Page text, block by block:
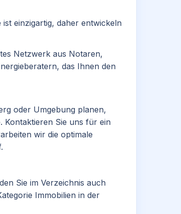
einzigartig, daher entwickeln
Netzwerk aus Notaren,
das Ihnen den
oder Umgebung planen,
Kontaktieren Sie uns für ein
wir die optimale
Sie im Verzeichnis auch
Immobilien in der